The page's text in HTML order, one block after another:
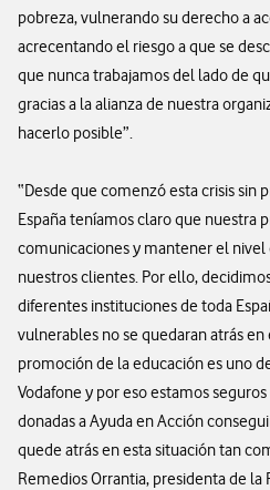
pobreza, vulnerando su derecho a
acrecentando el riesgo a que se
que nunca trabajamos del lado de
gracias a la alianza de nuestra
hacerlo posible”.
“Desde que comenzó esta crisis sin
España teníamos claro que nuestra
comunicaciones y mantener el
nuestros clientes. Por ello,
diferentes instituciones de toda
vulnerables no se quedaran atrás
promoción de la educación es uno
Vodafone y por eso estamos
donadas a Ayuda en Acción
quede atrás en esta situación tan
Remedios Orrantia, presidenta de la